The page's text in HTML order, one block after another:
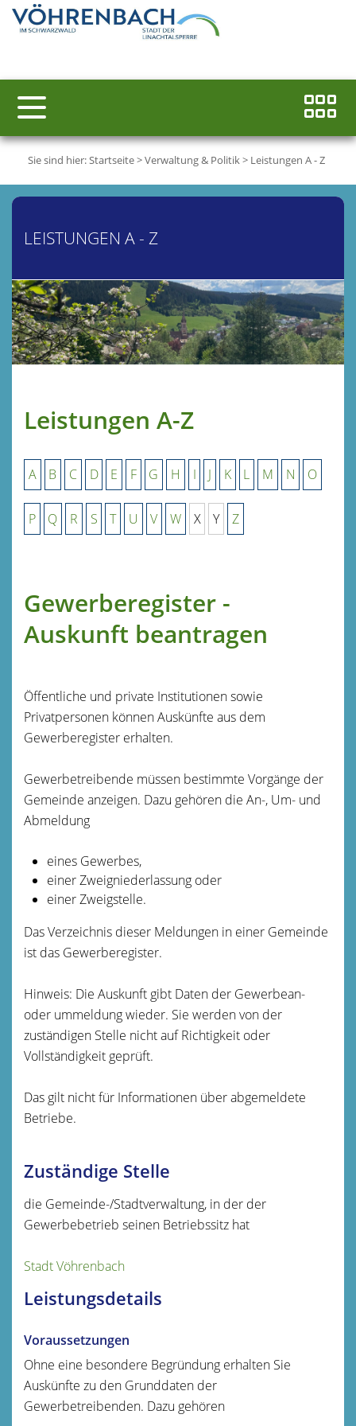
Sie sind hier:Startseite>Verwaltung & Politik> Leistungen A - Z
LEISTUNGEN A - Z
Leistungen A-Z
A B C D E F G H I J K L M N O
P Q R S T U V W X Y Z
Gewerberegister -
Auskunft beantragen
Öffentliche und private Institutionen sowie
Privatpersonen können Auskünfte aus dem
Gewerberegister erhalten.
Gewerbetreibende müssen bestimmte Vorgänge der
Gemeinde anzeigen. Dazu gehören die An-, Um- und
Abmeldung
eines Gewerbes,
einer Zweigniederlassung oder
einer Zweigstelle.
DasVerzeichnis dieser Meldungen in einer Gemeinde
ist das Gewerberegister.
Hinweis: Die Auskunft gibt Daten der Gewerbean-
oder ummeldung wieder. Sie werden von der
zuständigen Stelle nicht auf Richtigkeit oder
Vollständigkeit geprüft.
Das gilt nicht für Informationen über abgemeldete
Betriebe.
Zuständige Stelle
die Gemeinde-/Stadtverwaltung, in der der
Gewerbebetrieb seinen Betriebssitz hat
Stadt Vöhrenbach
Leistungsdetails
Voraussetzungen
Ohne eine besondere Begründung erhalten Sie
Auskünfte zu den Grunddaten der
Gewerbetreibenden. Dazu gehören